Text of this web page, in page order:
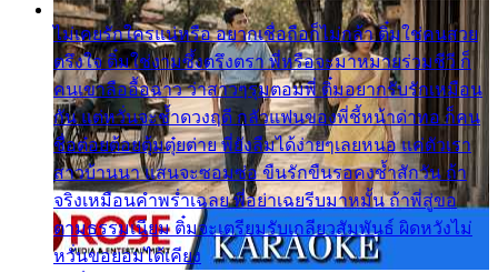
ไม่เคยรักใครแน่หรือ อยากเชื่อถือก็ไม่กล้า ติ๋มใช่คนสวย
ตรึงใจ ติ๋มใช่งามซึ้งตรึงตรา พี่หรือจะมาหมายร่วมชีวี ก็
คนเขาลืออื้อฉาว ว่าสาวๆรุมตอมพี่ ติ๋มอยากรับรักเหมือน
กัน แต่หวั่นจะช้ำดวงฤดี กลัวแฟนของพี่ชี้หน้าด่าทอ ก็คน
ชื่อต๋อยต้อยตุ้มตุ๋ยต่าย พี่ยังลืมได้ง่ายๆเลยหนอ แค่ตัวเรา
สาวบ้านนา แสนจะซอมซ่อ ขืนรักขืนรอคงช้ำสักวัน ถ้า
จริงเหมือนคำพร่ำเฉลย พี่อย่าเฉยรีบมาหมั้น ถ้าพี่สู่ขอ
ตามธรรมเนียม ติ๋มจะเตรียมรับเกลียวสัมพันธ์ ผิดหวังไม่
หวั่นขอยอมได้เคียง